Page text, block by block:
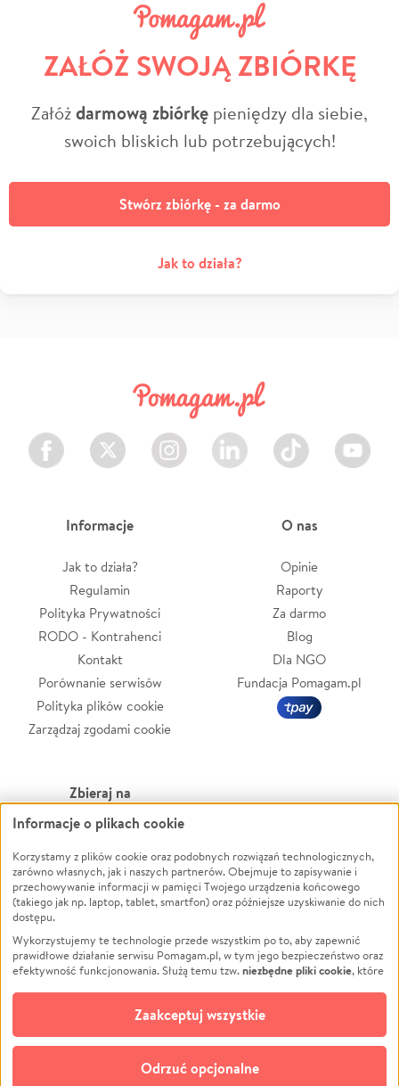
ZAŁÓŻ SWOJĄ ZBIÓRKĘ
Załóżdarmową zbiórkę pieniędzy dla siebie,
swoich bliskich lub potrzebujących!
Stwórz zbiórkę - za darmo
Jak to działa?
Facebook Twitter Instagram LinkedIn TikTok Youtube
Informacje
Jak to działa?
Regulamin
Polityka Prywatności
RODO - Kontrahenci
Kontakt
Porównanie serwisów
Polityka plików cookie
Zarządzaj zgodami cookie
O nas
Opinie
Raporty
Za darmo
Blog
Dla NGO
Fundacja Pomagam.pl
Zbieraj na
Leczenie
Zwierzęta
Pożar
Ukraina
Pomoc Finansowa
Projekty
Pogrzeb
Społeczność lokalna
Kultura
Powódź
Wichura
NGO
Edukacja
Podróż
Impreza
Ochrona środowiska
Biznes
Informacje o plikach cookie
Korzystamy z plików cookie oraz podobnych rozwiązań technologicznych,
zarówno własnych, jak i naszych partnerów. Obejmuje to zapisywanie i
przechowywanie informacji w pamięci Twojego urządzenia końcowego
(takiego jak np. laptop, tablet, smartfon) oraz późniejsze uzyskiwanie do nich
dostępu.
Wykorzystujemy te technologie przede wszystkim po to, aby zapewnić
prawidłowe działanie serwisu Pomagam.pl, w tym jego bezpieczeństwo oraz
efektywność funkcjonowania. Służą temu tzw.niezbędne pliki cookie, które
opcjonalnych plików cookie
technologii do celów analitycznych i retargetingowych. Możesz wyrazić
zgodę na ich stosowanie lub jej odmówić. W dowolnym momencie masz
możliwość zmiany swoich preferencji na stronie „Zarządzaj zgodami cookie”,
do której link znajdziesz w stopce serwisu Pomagam.pl. Opcjonalne pliki
Odrzuć opcjonalne
Zaakceptuj wszystkie